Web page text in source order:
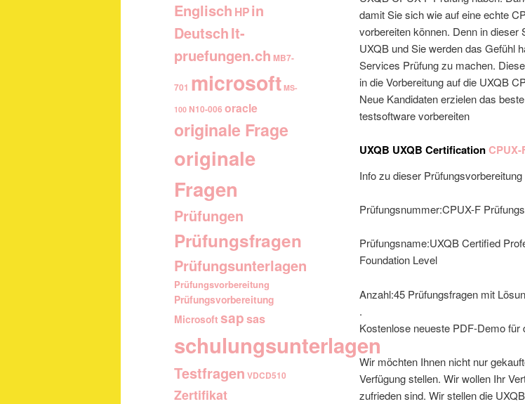
damit Sie sich wie auf eine echte
vorbereiten können. Denn in
UXQB und Sie werden das Gefühl
Services Prüfung zu machen.
in die Vorbereitung auf die UXQB
Neue Kandidaten erzielen das
testsoftware vorbereiten
UXQB UXQB Certification
Info zu dieser Prüfungsvorbereitung
Prüfungsnummer:CPUX-F
Prüfungsname:UXQB Certified
Foundation Level
Anzahl:45 Prüfungsfragen mit
.
Kostenlose neueste PDF-Demo
Wir möchten Ihnen nicht nur
Verfügung stellen. Wir wollen Ihr
zufrieden sind. Wir stellen die
Englisch HPin
DeutschIt-
pruefungen.ch MB7-
701 microsoft MS-
100 N10-006 oracle
originale Frage
originale
Fragen
Prüfungen
Prüfungsfragen
Prüfungsunterlagen
Prüfungsvorbereitung
Prüfungsvorbereitung
Microsoft sapsas
schulungsunterlagen
Testfragen VDCD510
Zertifikat